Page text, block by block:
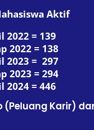
Aktif
2022 = 139
2022 = 138
2023 = 297
2023 = 294
2024 = 446
(Peluang Karir)